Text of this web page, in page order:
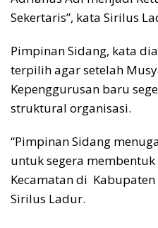
Sekertaris”, kata Sirilus
Pimpinan Sidang, kata
terpilih agar setelah
Kepenggurusan baru
struktural organisasi.
“Pimpinan Sidang
untuk segera
Kecamatan di
Sirilus Ladur.